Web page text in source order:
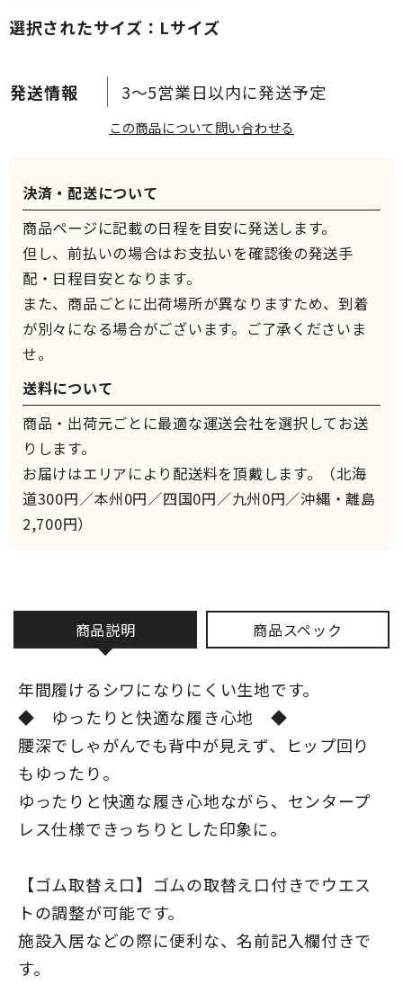
3～5営業日以内に発送予定
選択されたサイズ：Lサイズ
この商品について問い合わせる
商品説明 商品スペック
年間履けるシワになりにくい生地です。
◆ ゆったりと快適な履き心地 ◆
腰深でしゃがんでも背中が見えず、ヒップ回り
もゆったり。
ゆったりと快適な履き心地ながら、センタープ
レス仕様できっちりとした印象に。
【ゴム取替え口】ゴムの取替え口付きでウエス
トの調整が可能です。
施設入居などの際に便利な、名前記入欄付きで
す。
決済・配送について
商品ページに記載の日程を目安に発送します。
但し、前払いの場合はお支払いを確認後の発送手
配・日程目安となります。
また、商品ごとに出荷場所が異なりますため、到着
が別々になる場合がございます。ご了承くださいま
せ。
送料について
商品・出荷元ごとに最適な運送会社を選択してお送
りします。
お届けはエリアにより配送料を頂戴します。（北海
道300円／本州0円／四国0円／九州0円／沖縄・離島
2,700円）